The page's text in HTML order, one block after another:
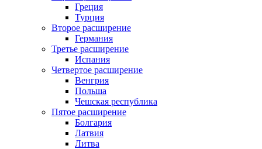
Греция
Турция
Второе расширение
Германия
Третье расширение
Испания
Четвертое расширение
Венгрия
Польша
Чешская республика
Пятое расширение
Болгария
Латвия
Литва